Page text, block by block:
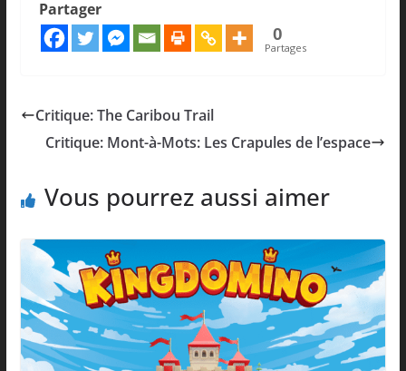
Partager
0
Partages
Critique: The Caribou Trail
Critique: Mont-à-Mots: Les Crapules de l’espace
Vous pourrez aussi aimer